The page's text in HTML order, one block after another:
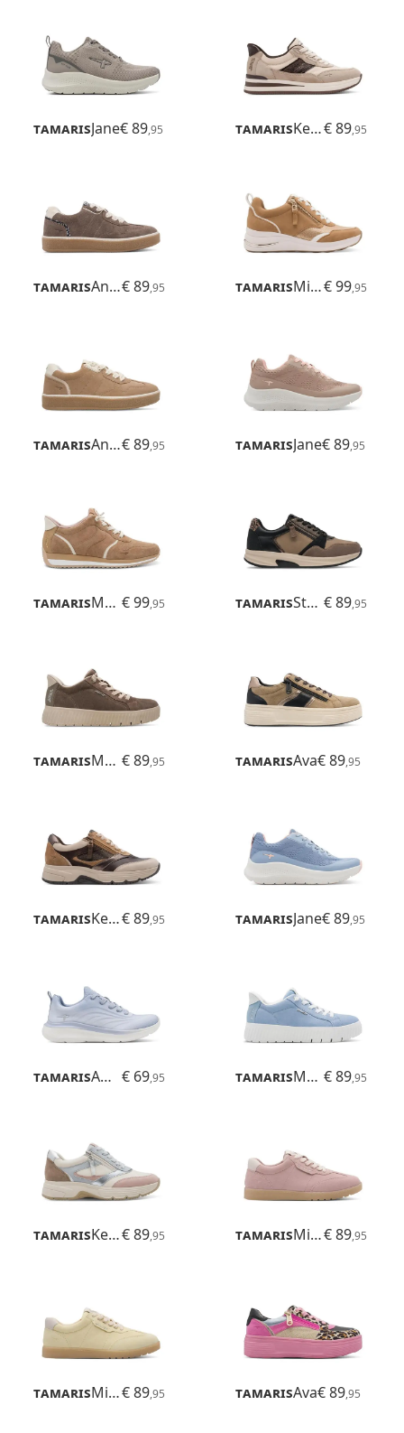
TamarisJane€ 89,95 Tamaris Kelly€ 89,95
Tamaris Anne€ 89,95 Tamaris Milana€ 99,95
Tamaris Anne€ 89,95 TamarisJane€ 89,95
Tamaris Mona € 99,95 Tamaris Stefania € 89,95
Tamaris Maya € 89,95 TamarisAva€ 89,95
Tamaris Kelly€ 89,95 TamarisJane€ 89,95
Tamaris Amelie € 69,95 Tamaris Maya € 89,95
Tamaris Kelly€ 89,95 Tamaris Miley€ 89,95
Tamaris Miley€ 89,95 TamarisAva€ 89,95